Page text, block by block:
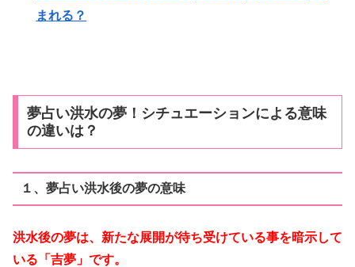
まれる？
夢占い洪水の夢！シチュエーションによる意味
の違いは？
１、夢占い洪水後の夢の意味
洪水後の夢は、新たな展開が待ち受けている事を暗示して
いる「吉夢」です。